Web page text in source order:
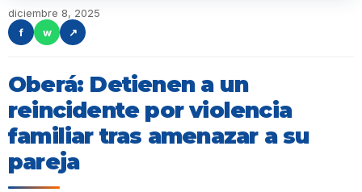
diciembre 8, 2025
f
w ↗
Oberá: Detienen a un
reincidente por violencia
familiar tras amenazar a su
pareja